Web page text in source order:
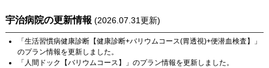
宇治病院の更新情報 (2026.07.31更新)
「 生活習慣病健康診断【健康診断+バリウムコース(胃透視)+便潜血検査】
」
のプラン情報を更新しました。
「 人間ドック【バリウムコース】
」のプラン情報を更新しました。